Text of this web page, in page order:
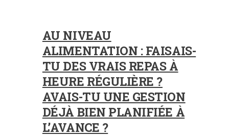
AU NIVEAU
ALIMENTATION : FAISAIS-
TU DES VRAIS REPAS À
HEURE RÉGULIÈRE ?
AVAIS-TU UNE GESTION
DÉJÀ BIEN PLANIFIÉE À
L’AVANCE ?